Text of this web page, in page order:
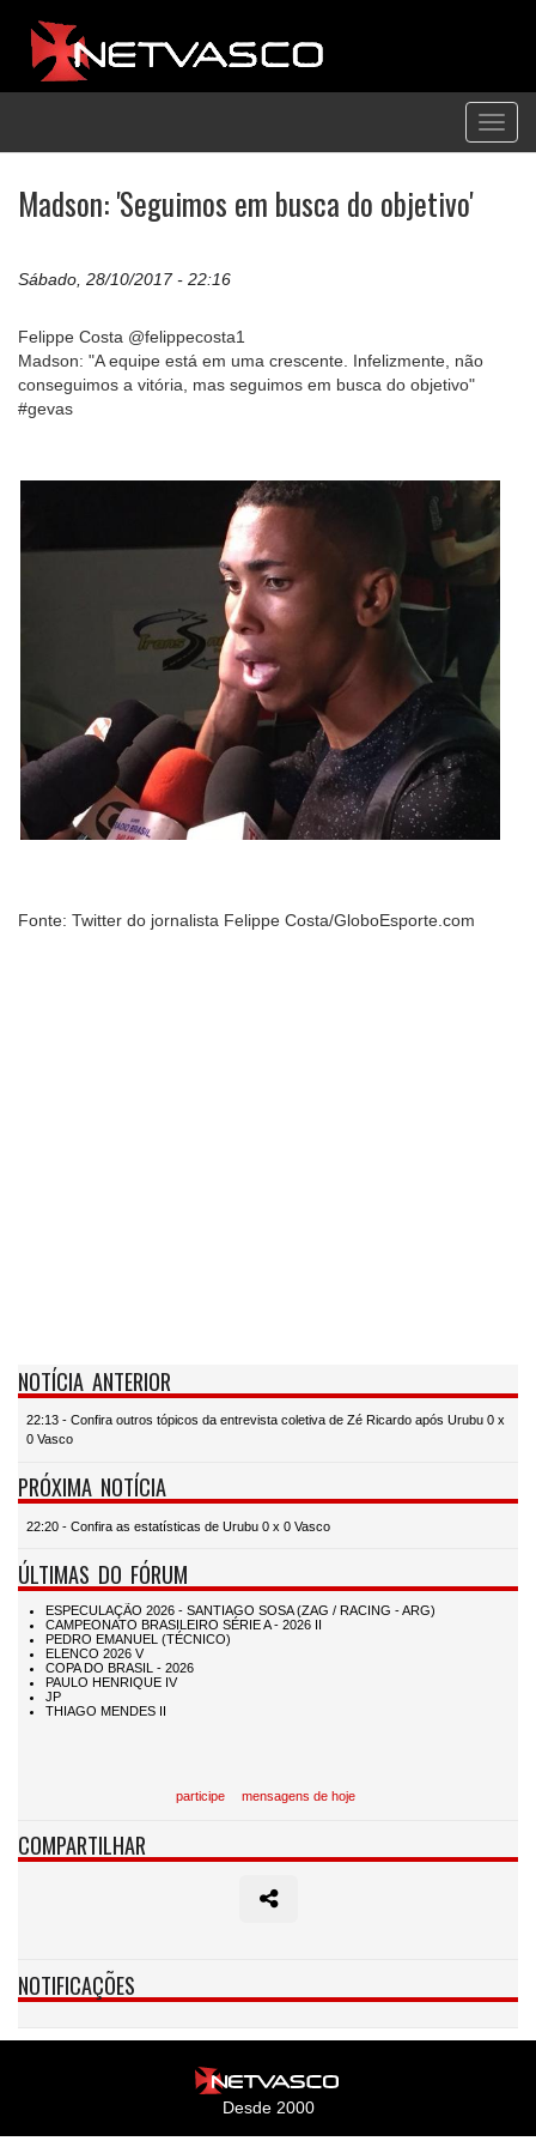
Madson: 'Seguimos em busca do objetivo'
Sábado, 28/10/2017 - 22:16
Felippe Costa @felippecosta1
Madson: "A equipe está em uma crescente. Infelizmente, não
conseguimos a vitória, mas seguimos em busca do objetivo"
#gevas
Fonte: Twitter do jornalista Felippe Costa/GloboEsporte.com
NOTÍCIA ANTERIOR
22:13 - Confira outros tópicos da entrevista coletiva de Zé Ricardo após Urubu 0 x
0 Vasco
PRÓXIMA NOTÍCIA
22:20 - Confira as estatísticas de Urubu 0 x 0 Vasco
ÚLTIMAS DO FÓRUM
participe mensagens de hoje
COMPARTILHAR
NOTIFICAÇÕES
Desde 2000